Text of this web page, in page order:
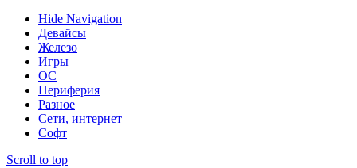
Hide Navigation
Девайсы
Железо
Игры
ОС
Периферия
Разное
Сети, интернет
Софт
Scroll to top